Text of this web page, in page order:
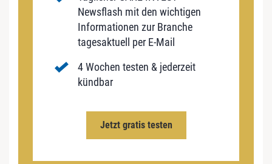
Newsflash mit den wichtigen
Informationen zur Branche
tagesaktuell per E-Mail
4 Wochen testen & jederzeit
kündbar
Jetzt gratis testen